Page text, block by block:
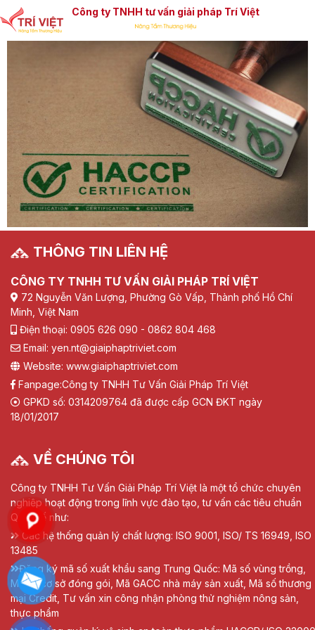
Công ty TNHH tư vấn giải pháp Trí Việt
THÔNG TIN LIÊN HỆ
CÔNG TY TNHH TƯ VẤN GIẢI PHÁP TRÍ VIỆT
72 Nguyễn Văn Lượng, Phường Gò Vấp, Thành phố Hồ Chí
Minh, Việt Nam
Điện thoại: 0905 626 090 - 0862 804 468
Email: yen.nt@giaiphaptriviet.com
Website: www.giaiphaptriviet.com
Fanpage:Công ty TNHH Tư Vấn Giải Pháp Trí Việt
GPKD số: 0314209764 đã được cấp GCN ĐKT ngày
18/01/2017
VỀ CHÚNG TÔI
Công ty TNHH Tư Vấn Giải Pháp Trí Việt là một tổ chức chuyên
nghiệp hoạt động trong lĩnh vực đào tạo, tư vấn các tiêu chuẩn
Quốc tế như:
Các hệ thống quản lý chất lượng: ISO 9001, ISO/ TS 16949, ISO
13485
Đăng ký mã số xuất khẩu sang Trung Quốc: Mã số vùng trồng,
Mã số cơ sở đóng gói, Mã GACC nhà máy sản xuất, Mã số thương
mại Credit, Tư vấn xin công nhận phòng thử nghiệm nông sản,
thực phẩm